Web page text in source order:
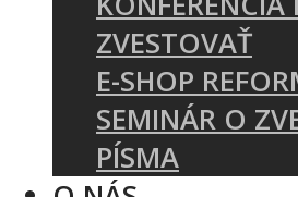
ZVESTOVAŤ
E-SHOP
SEMINÁR O
PÍSMA